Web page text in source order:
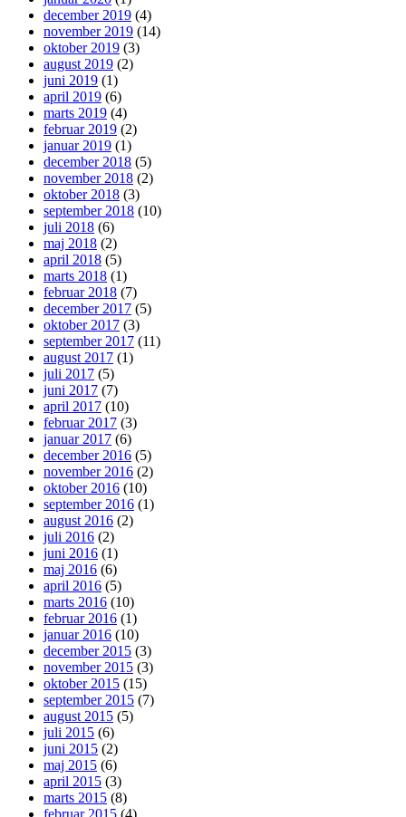
december 2019 (4)
november 2019 (14)
oktober 2019 (3)
august 2019 (2)
juni 2019 (1)
april 2019 (6)
marts 2019 (4)
februar 2019 (2)
januar 2019 (1)
december 2018 (5)
november 2018 (2)
oktober 2018 (3)
september 2018 (10)
juli 2018 (6)
maj 2018 (2)
april 2018 (5)
marts 2018 (1)
februar 2018 (7)
december 2017 (5)
oktober 2017 (3)
september 2017 (11)
august 2017 (1)
juli 2017 (5)
juni 2017 (7)
april 2017 (10)
februar 2017 (3)
januar 2017 (6)
december 2016 (5)
november 2016 (2)
oktober 2016 (10)
september 2016 (1)
august 2016 (2)
juli 2016 (2)
juni 2016 (1)
maj 2016 (6)
april 2016 (5)
marts 2016 (10)
februar 2016 (1)
januar 2016 (10)
december 2015 (3)
november 2015 (3)
oktober 2015 (15)
september 2015 (7)
august 2015 (5)
juli 2015 (6)
juni 2015 (2)
maj 2015 (6)
april 2015 (3)
marts 2015 (8)
februar 2015 (4)